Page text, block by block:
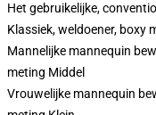
Het gebruikelijke,
Klassiek, weldoener, boxy
Mannelijke mannequin
meting Middel
Vrouwelijke mannequin